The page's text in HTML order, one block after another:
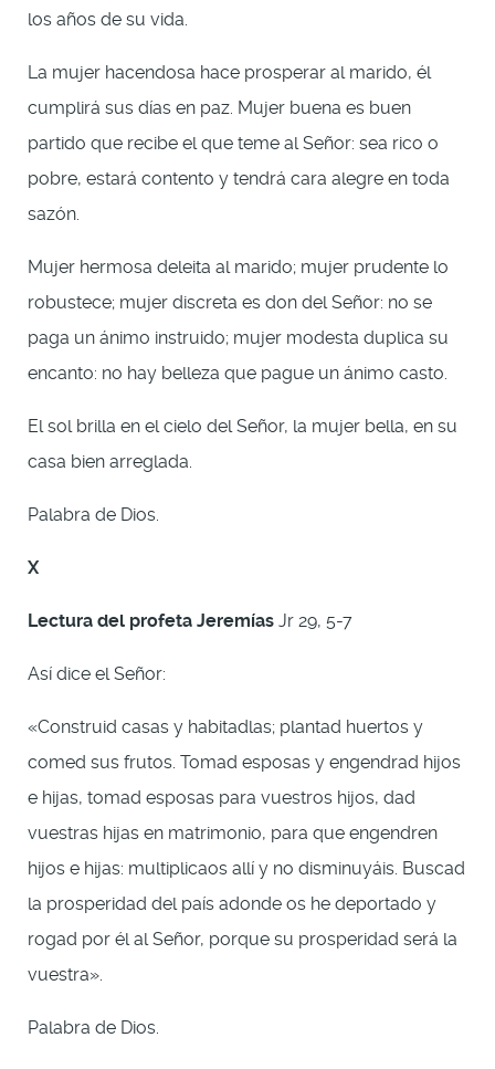
los años de su vida.
La mujer hacendosa hace prosperar al marido, él
cumplirá sus días en paz. Mujer buena es buen
partido que recibe el que teme al Señor: sea rico o
pobre, estará contento y tendrá cara alegre en toda
sazón.
Mujer hermosa deleita al marido; mujer prudente lo
robustece; mujer discreta es don del Señor: no se
paga un ánimo instruido; mujer modesta duplica su
encanto: no hay belleza que pague un ánimo casto.
El sol brilla en el cielo del Señor, la mujer bella, en su
casa bien arreglada.
Palabra de Dios.
X
Lectura del profeta Jeremías Jr 29, 5-7
Así dice el Señor:
«Construid casas y habitadlas; plantad huertos y
comed sus frutos. Tomad esposas y engendrad hijos
e hijas, tomad esposas para vuestros hijos, dad
vuestras hijas en matrimonio, para que engendren
hijos e hijas: multiplicaos allí y no disminuyáis. Buscad
la prosperidad del país adonde os he deportado y
rogad por él al Señor, porque su prosperidad será la
vuestra».
Palabra de Dios.